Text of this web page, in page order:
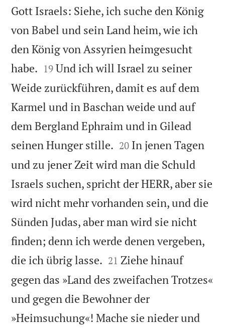
Gott Israels: Siehe, ich suche den König
von Babel und sein Land heim, wie ich
den König von Assyrien heimgesucht
habe. 

19 Und ich will Israel zu seiner
Weide zurückführen, damit es auf dem
Karmel und in Baschan weide und auf
dem Bergland Ephraim und in Gilead
seinen Hunger stille. 

20 In jenen Tagen
und zu jener Zeit wird man die Schuld
Israels suchen, spricht der HERR, aber sie
wird nicht mehr vorhanden sein, und die
Sünden Judas, aber man wird sie nicht
finden; denn ich werde denen vergeben,
die ich übrig lasse. 

21 Ziehe hinauf
gegen das »Land des zweifachen Trotzes«
und gegen die Bewohner der
»Heimsuchung«! Mache sie nieder und